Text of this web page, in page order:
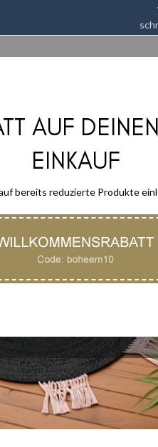
AUF
EINKAUF
bereits reduzierte Produkte